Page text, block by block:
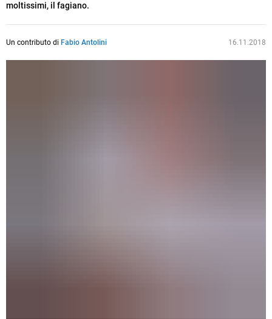
moltissimi, il fagiano.
Un contributo di Fabio Antolini 16.11.2018